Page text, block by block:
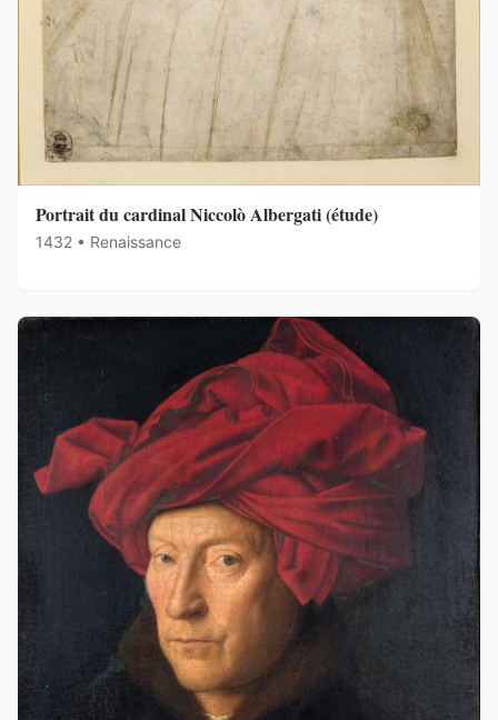
Portrait du cardinal Niccolò Albergati (étude)
1432 • Renaissance